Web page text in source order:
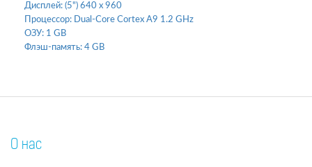
Дисплей: (5") 640 x 960
Процессор:
Dual-Core Cortex A9 1.2 GHz
ОЗУ: 1 GB
Флэш-память: 4 GB
О нас